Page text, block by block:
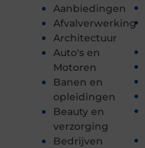
Aanbiedingen
Afvalverwerking
Architectuur
Auto's en
Motoren
Banen en
opleidingen
Beauty en
verzorging
Bedrijven